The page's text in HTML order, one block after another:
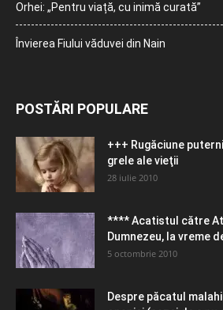
Orhei: „Pentru viață, cu inimă curată”
Învierea Fiului văduvei din Nain
POSTĂRI POPULARE
+++ Rugăciune
grele ale vieţii
28 iulie 2010
**** Acatistul către
Dumnezeu, la vreme
5 octombrie 2010
Despre păcatul